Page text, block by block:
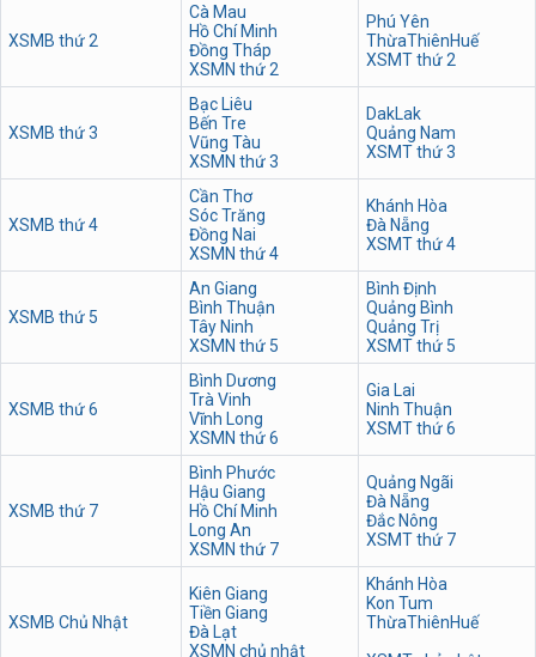
XSMB thứ 2
Cà Mau
Hồ Chí Minh
Đồng Tháp
XSMN thứ 2
Phú Yên
ThừaThiênHuế
XSMT thứ 2
XSMB thứ 3
Bạc Liêu
Bến Tre
Vũng Tàu
XSMN thứ 3
DakLak
Quảng Nam
XSMT thứ 3
XSMB thứ 4
Cần Thơ
Sóc Trăng
Đồng Nai
XSMN thứ 4
Khánh Hòa
Đà Nẵng
XSMT thứ 4
XSMB thứ 5
An Giang
Bình Thuận
Tây Ninh
XSMN thứ 5
Bình Định
Quảng Bình
Quảng Trị
XSMT thứ 5
XSMB thứ 6
Bình Dương
Trà Vinh
Vĩnh Long
XSMN thứ 6
Gia Lai
Ninh Thuận
XSMT thứ 6
XSMB thứ 7
Bình Phước
Hậu Giang
Hồ Chí Minh
Long An
XSMN thứ 7
Quảng Ngãi
Đà Nẵng
Đắc Nông
XSMT thứ 7
XSMB Chủ Nhật
Kiên Giang
Tiền Giang
Đà Lạt
XSMN chủ nhật
Khánh Hòa
Kon Tum
ThừaThiênHuế